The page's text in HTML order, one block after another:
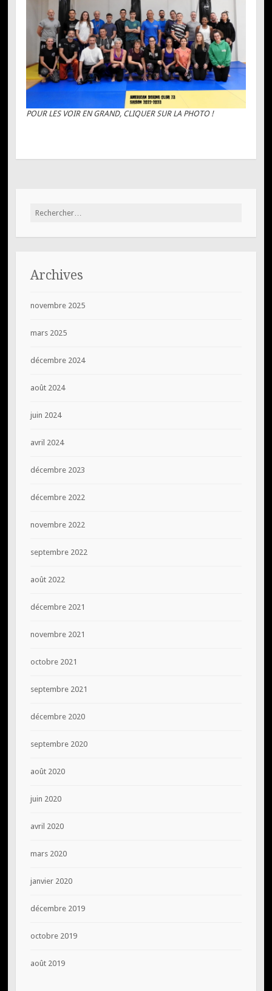
POUR LES VOIR EN GRAND, CLIQUER SUR LA PHOTO !
Rechercher :
Archives
novembre 2025
mars 2025
décembre 2024
août 2024
juin 2024
avril 2024
décembre 2023
décembre 2022
novembre 2022
septembre 2022
août 2022
décembre 2021
novembre 2021
octobre 2021
septembre 2021
décembre 2020
septembre 2020
août 2020
juin 2020
avril 2020
mars 2020
janvier 2020
décembre 2019
octobre 2019
août 2019